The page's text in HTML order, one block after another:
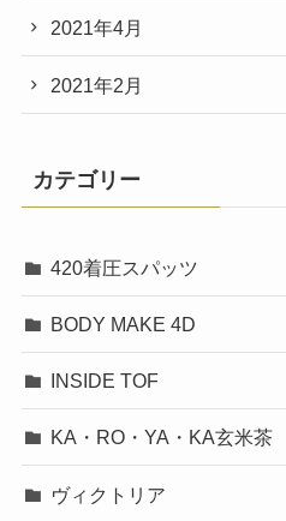
2021年4月
2021年2月
カテゴリー
420着圧スパッツ
BODY MAKE 4D
INSIDE TOF
KA・RO・YA・KA玄米茶
ヴィクトリア